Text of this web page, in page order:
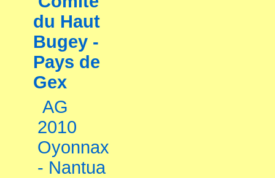
du Haut
Bugey -
Pays de
Gex
AG
2010
Oyonnax
- Nantua